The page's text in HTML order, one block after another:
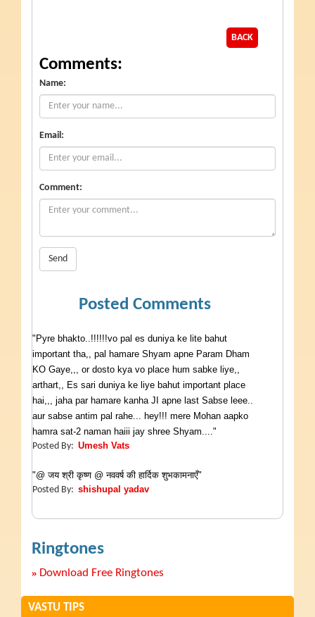
BACK
Comments:
Name:
Email:
Comment:
Send
Posted Comments
"Pyre bhakto..!!!!!!vo pal es duniya ke lite bahut
important tha,, pal hamare Shyam apne Param Dham
KO Gaye,,, or dosto kya vo place hum sabke liye,,
arthart,, Es sari duniya ke liye bahut important place
hai,,, jaha par hamare kanha JI apne last Sabse leee..
aur sabse antim pal rahe... hey!!! mere Mohan aapko
hamra sat-2 naman haiii jay shree Shyam...."
Posted By: Umesh Vats
"@ जय श्री कृष्ण @ नववर्ष की हार्दिक शुभकामनाएँ"
Posted By: shishupal yadav
Ringtones
» Download Free Ringtones
VASTU TIPS